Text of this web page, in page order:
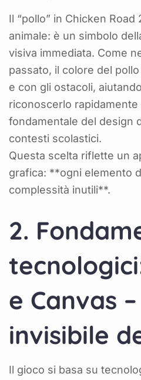
Il “pollo” in Chicken
animale: è un simbolo
visiva immediata. Come
passato, il colore del
e con gli ostacoli,
riconoscerlo rapidamente
fondamentale del design
contesti scolastici.
Questa scelta riflette un
grafica: **ogni elemento
complessità inutili**.
2.
e Canvas
invisibile
Il gioco si basa su